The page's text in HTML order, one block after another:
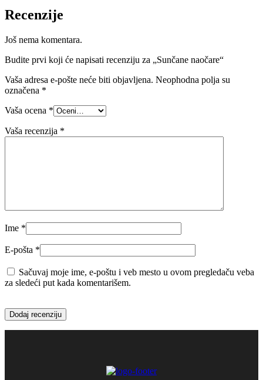
Recenzije
Još nema komentara.
Budite prvi koji će napisati recenziju za „Sunčane naočare“
Vaša adresa e-pošte neće biti objavljena. Neophodna polja su
označena *
Vaša ocena *
Vaša recenzija *
Ime *
E-pošta *
Sačuvaj moje ime, e-poštu i veb mesto u ovom pregledaču veba
za sledeći put kada komentarišem.